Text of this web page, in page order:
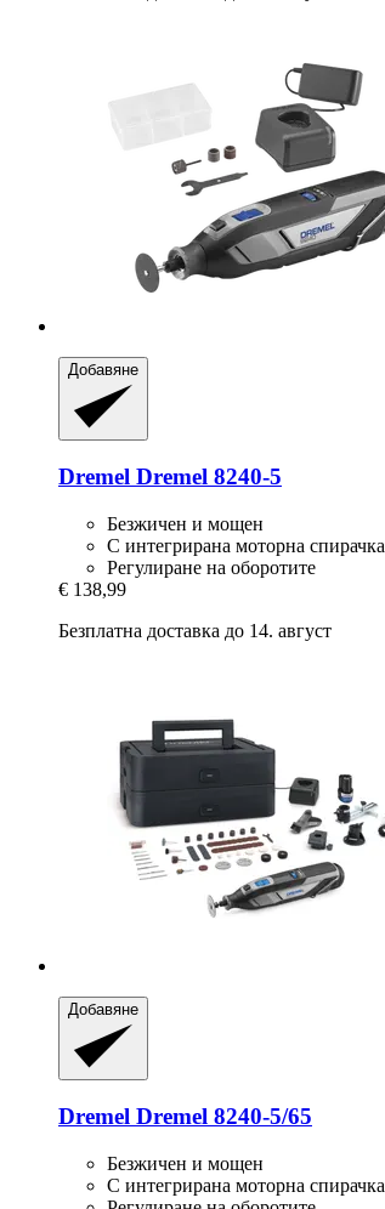
Добавяне
Dremel Dremel 8240-​5
Безжичен и мощен
С интегрирана моторна спирачка
Регулиране на оборотите
€ 138,99
Безплатна доставка до 14. август
Добавяне
Dremel Dremel 8240-​5/65
Безжичен и мощен
С интегрирана моторна спирачка